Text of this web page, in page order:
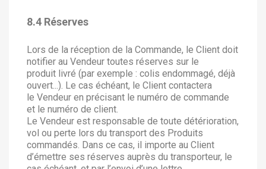
8.4 Réserves
Lors de la réception de la Commande, le Client doit
notifier au Vendeur toutes réserves sur le
produit livré (par exemple : colis endommagé, déjà
ouvert...). Le cas échéant, le Client contactera
le Vendeur en précisant le numéro de commande
et le numéro de client.
Le Vendeur est responsable de toute détérioration,
vol ou perte lors du transport des Produits
commandés. Dans ce cas, il importe au Client
d’émettre ses réserves auprès du transporteur, le